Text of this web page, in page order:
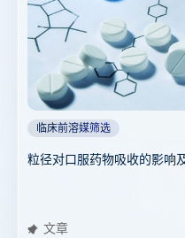
临床前溶媒筛选
粒径对口服药物吸收的影响
文章